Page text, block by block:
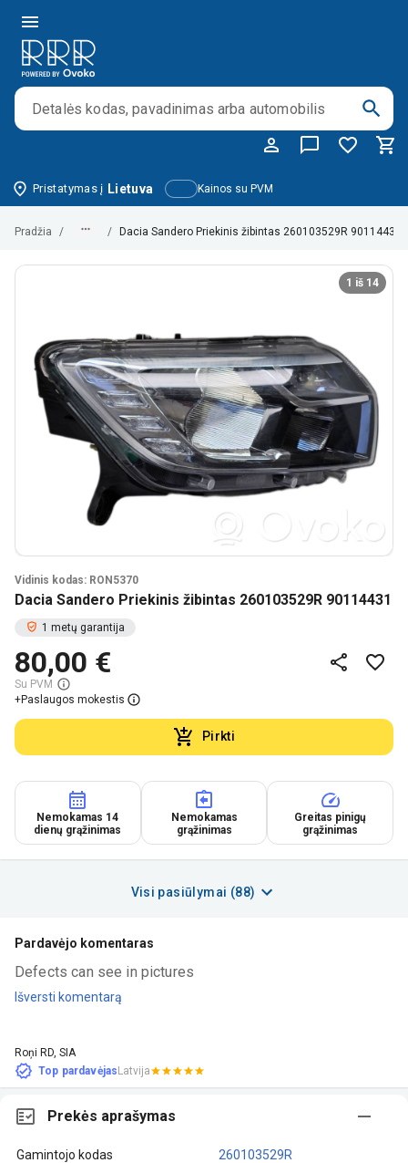
Kainos su PVM
Pristatymas į Lietuva
Pradžia / / Dacia Sandero Priekinis žibintas 260103529R 90114431
1 iš 14
Vidinis kodas: RON5370
Dacia Sandero Priekinis žibintas 260103529R 90114431
1 metų garantija
80,00 €
Su PVM
+Paslaugos mokestis
Pirkti
Nemokamas 14
dienų grąžinimas
Nemokamas
grąžinimas
Greitas pinigų
grąžinimas
Visi pasiūlymai (88)
Pardavėjo komentaras
Defects can see in pictures
Išversti komentarą
Roņi RD, SIA
Top pardavėjasLatvija
Prekės aprašymas
Gamintojo kodas 260103529R